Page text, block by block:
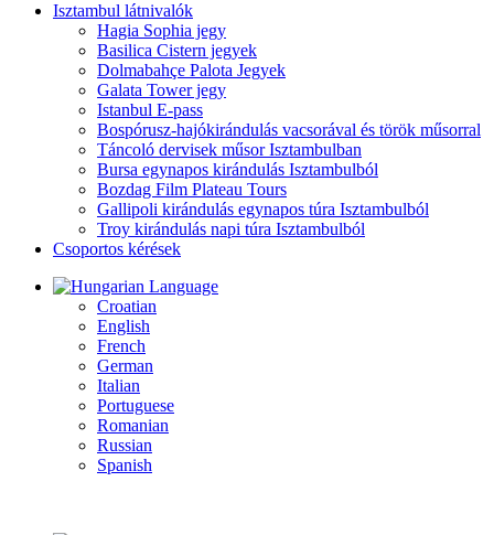
Isztambul látnivalók
Hagia Sophia jegy
Basilica Cistern jegyek
Dolmabahçe Palota Jegyek
Galata Tower jegy
Istanbul E-pass
Bospórusz-hajókirándulás vacsorával és török műsorral
Táncoló dervisek műsor Isztambulban
Bursa egynapos kirándulás Isztambulból
Bozdag Film Plateau Tours
Gallipoli kirándulás egynapos túra Isztambulból
Troy kirándulás napi túra Isztambulból
Csoportos kérések
Language
Croatian
English
French
German
Italian
Portuguese
Romanian
Russian
Spanish